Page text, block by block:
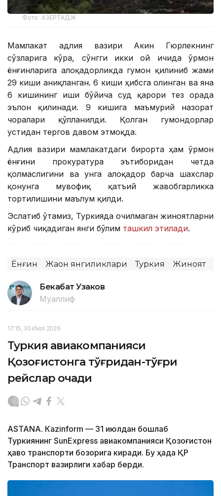
Фото: АЗЕРТАДЖ
Мамлакат адлия вазири Акин Гюрлекнинг
сўзларига кўра, сўнгги икки ой ичида ўрмон
ёнғинларига алоқадорликда гумон қилиниб жами
29 киши аниқланган. 6 киши ҳибсга олинган ва яна
6 кишининг иши бўйича суд қарори тез орада
эълон қилинади. 9 кишига маъмурий назорат
чоралари қўлланилди. Қолган гумондорлар
устидан тергов давом этмоқда.
Адлия вазири мамлакатдаги бирорта ҳам ўрмон
ёнғини прокуратура эътиборидан четда
қолмаслигини ва унга алоқадор барча шахслар
қонунга мувофиқ қатъий жавобгарликка
тортилишини маълум қилди.
Эслатиб ўтамиз, Туркияда очилмаган жиноятларни
кўриб чиқадиган янги бўлим ташкил этилади.
Ёнғин Жаҳон янгиликлари Туркия Жиноят
Бекабат Узаков
Муаллиф
17:15, 30 Июл 2026
Туркия авиакомпанияси
Қозоғистонга тўғридан-тўғри
рейслар очади
ASTANА. Кazinform — 31 июлдан бошлаб
Туркиянинг SunExpress авиакомпанияси Қозоғистон
ҳаво транспорти бозорига киради. Бу ҳақда ҚР
Транспорт вазирлиги хабар берди.